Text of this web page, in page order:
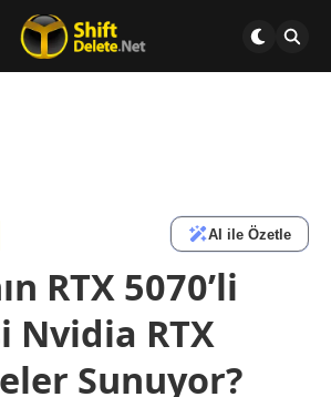
AI ile Özetle
RTX 5070’li
Nvidia RTX
Sunuyor?